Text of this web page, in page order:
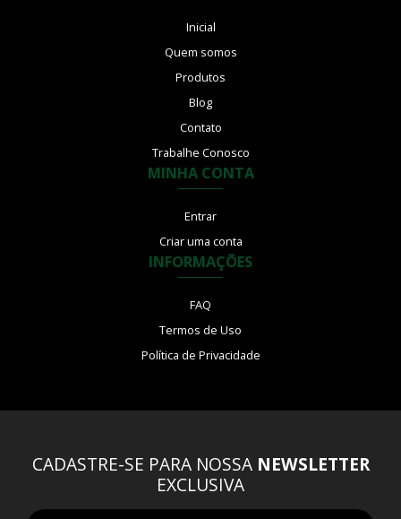
Inicial
Quem somos
Produtos
Blog
Contato
Trabalhe Conosco
MINHA CONTA
Entrar
Criar uma conta
INFORMAÇÕES
FAQ
Termos de Uso
Política de Privacidade
CADASTRE-SE PARA NOSSA NEWSLETTER
EXCLUSIVA